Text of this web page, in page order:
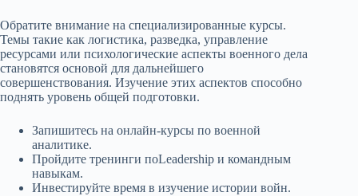
Обратите внимание на специализированные курсы.
Темы такие как логистика, разведка, управление
ресурсами или психологические аспекты военного дела
становятся основой для дальнейшего
совершенствования. Изучение этих аспектов способно
поднять уровень общей подготовки.
Запишитесь на онлайн-курсы по военной
аналитике.
Пройдите тренинги поLeadership и командным
навыкам.
Инвестируйте время в изучение истории войн.